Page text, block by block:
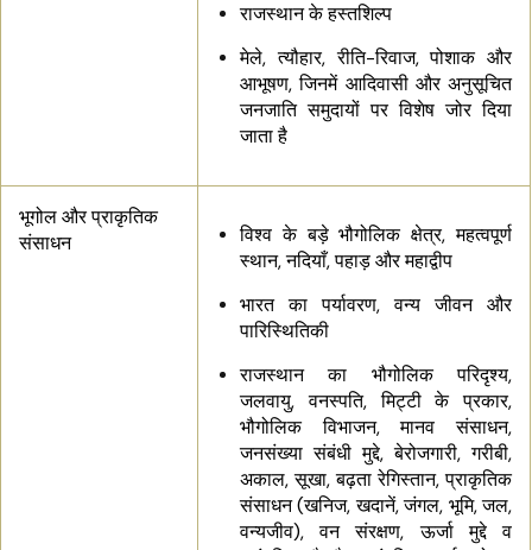
राजस्थान के हस्तशिल्प
मेले, त्यौहार, रीति-रिवाज, पोशाक और
आभूषण, जिनमें आदिवासी और अनुसूचित
जनजाति समुदायों पर विशेष जोर दिया
जाता है
भूगोल और प्राकृतिक
संसाधन
विश्व के बड़े भौगोलिक क्षेत्र, महत्वपूर्ण
स्थान, नदियाँ, पहाड़ और महाद्वीप
भारत का पर्यावरण, वन्य जीवन और
पारिस्थितिकी
राजस्थान का भौगोलिक परिदृश्य,
जलवायु, वनस्पति, मिट्टी के प्रकार,
भौगोलिक विभाजन, मानव संसाधन,
जनसंख्या संबंधी मुद्दे, बेरोजगारी, गरीबी,
अकाल, सूखा, बढ़ता रेगिस्तान, प्राकृतिक
संसाधन (खनिज, खदानें, जंगल, भूमि, जल,
वन्यजीव), वन संरक्षण, ऊर्जा मुद्दे व